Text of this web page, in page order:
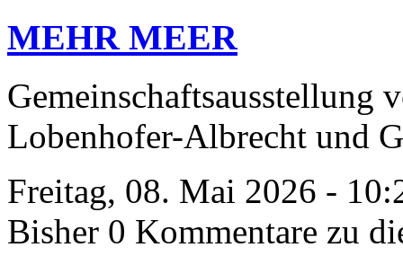
MEHR MEER
Gemeinschaftsausstellung
Lobenhofer-Albrecht und
Freitag, 08. Mai 2026 -
Bisher 0 Kommentare zu